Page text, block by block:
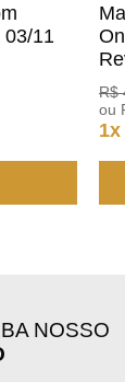
03/11
R$
ou
1x
NOSSO